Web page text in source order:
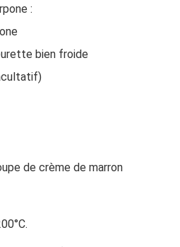
:
bien froide
de crème de marron